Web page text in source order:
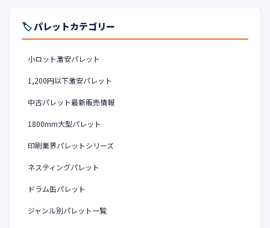
🏷️ パレットカテゴリー
小ロット激安パレット
1,200円以下激安パレット
中古パレット最新販売情報
1800mm大型パレット
印刷業界パレットシリーズ
ネスティングパレット
ドラム缶パレット
ジャンル別パレット一覧